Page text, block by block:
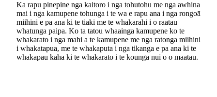
Ka rapu pinepine nga kaitoro i nga tohutohu me nga awhina
mai i nga kamupene tohunga i te wa e rapu ana i nga rongoā
miihini e pa ana ki te tiaki me te whakarahi i o raatau
whatunga paipa. Ko ta tatou whaainga kamupene ko te
whakarato i nga mahi a te kamupene me nga ratonga miihini
i whakatapua, me te whakaputa i nga tikanga e pa ana ki te
whakapau kaha ki te whakarato i te kounga nui o o maatau.